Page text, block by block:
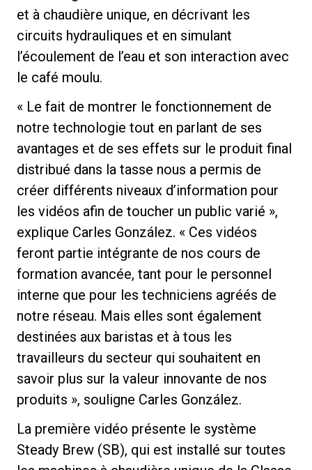
et à chaudière unique, en décrivant les
circuits hydrauliques et en simulant
l’écoulement de l’eau et son interaction avec
le café moulu.
« Le fait de montrer le fonctionnement de
notre technologie tout en parlant de ses
avantages et de ses effets sur le produit final
distribué dans la tasse nous a permis de
créer différents niveaux d’information pour
les vidéos afin de toucher un public varié »,
explique Carles González. « Ces vidéos
feront partie intégrante de nos cours de
formation avancée, tant pour le personnel
interne que pour les techniciens agréés de
notre réseau. Mais elles sont également
destinées aux baristas et à tous les
travailleurs du secteur qui souhaitent en
savoir plus sur la valeur innovante de nos
produits », souligne Carles González.
La première vidéo présente le système
Steady Brew (SB), qui est installé sur toutes